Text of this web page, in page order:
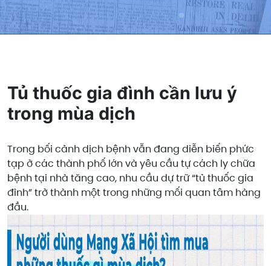
Tủ thuốc gia đình cần lưu ý
trong mùa dịch
Trong bối cảnh dịch bệnh vẫn đang diễn biến phức
tạp ở các thành phố lớn và yêu cầu tự cách ly chữa
bệnh tại nhà tăng cao, nhu cầu dự trữ “tủ thuốc gia
đình” trở thành một trong những mối quan tâm hàng
đầu.